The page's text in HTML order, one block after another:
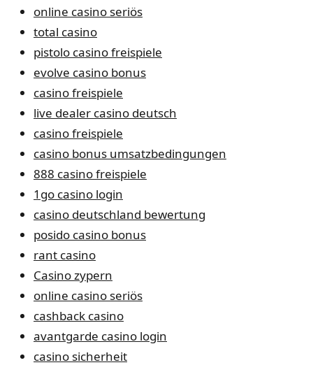
online casino seriös
total casino
pistolo casino freispiele
evolve casino bonus
casino freispiele
live dealer casino deutsch
casino freispiele
casino bonus umsatzbedingungen
888 casino freispiele
1go casino login
casino deutschland bewertung
posido casino bonus
rant casino
Casino zypern
online casino seriös
cashback casino
avantgarde casino login
casino sicherheit